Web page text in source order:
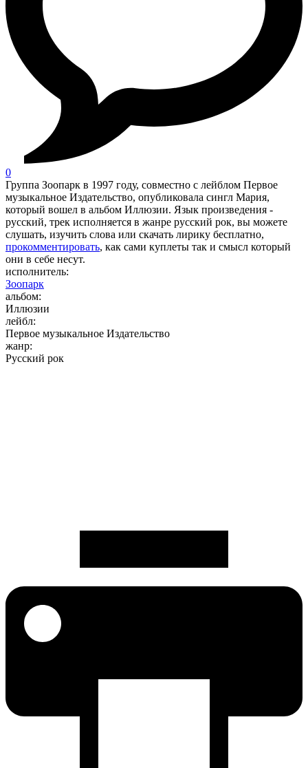
0
Группа Зоопарк в 1997 году, совместно с лейблом Первое
музыкальное Издательство, опубликовала сингл Мария,
который вошел в альбом Иллюзии. Язык произведения -
русский, трек исполняется в жанре русский рок, вы можете
слушать, изучить слова или скачать лирику бесплатно,
прокомментировать, как сами куплеты так и смысл который
они в себе несут.
исполнитель:
Зоопарк
альбом:
Иллюзии
лейбл:
Первое музыкальное Издательство
жанр:
Русский рок